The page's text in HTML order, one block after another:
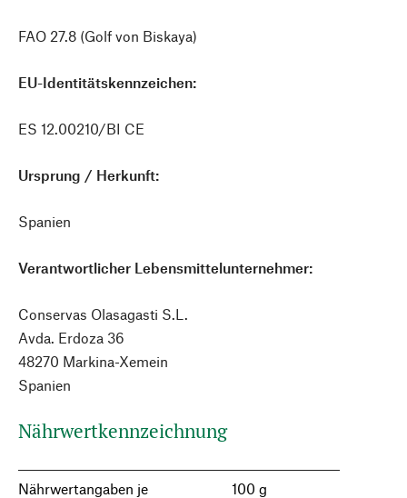
FAO 27.8 (Golf von Biskaya)
EU-Identitätskennzeichen:
ES 12.00210/BI CE
Ursprung / Herkunft:
Spanien
Verantwortlicher Lebensmittelunternehmer:
Conservas Olasagasti S.L.
Avda. Erdoza 36
48270 Markina-Xemein
Spanien
Nährwertkennzeichnung
Nährwertangaben je 100 g